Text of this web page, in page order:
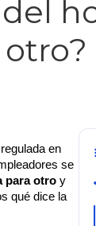
en
se
para otro y
qué dice la